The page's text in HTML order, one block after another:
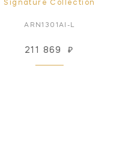
Signature Collection
ARN1301AI-L
211 869 ₽